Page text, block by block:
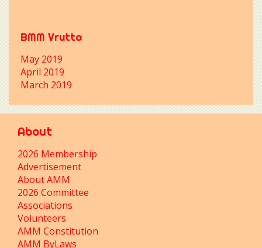
BMM Vrutta
May 2019
April 2019
March 2019
About
2026 Membership
Advertisement
About AMM
2026 Committee
Associations
Volunteers
AMM Constitution
AMM ByLaws